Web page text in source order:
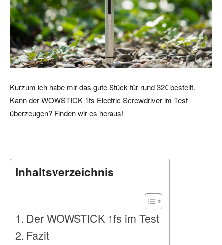
Kurzum ich habe mir das gute Stück für rund 32€ bestellt.
Kann der WOWSTICK 1fs Electric Screwdriver im Test
überzeugen? Finden wir es heraus!
Inhaltsverzeichnis
Der WOWSTICK 1fs im Test
Fazit